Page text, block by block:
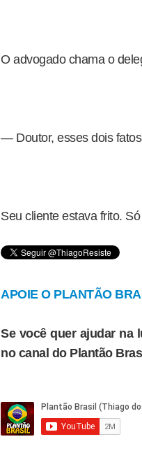
O advogado chama o
— Doutor, esses dois
Seu cliente estava frito.
APOIE O PLANTÃO
Se você quer ajudar na
no canal do Plantão